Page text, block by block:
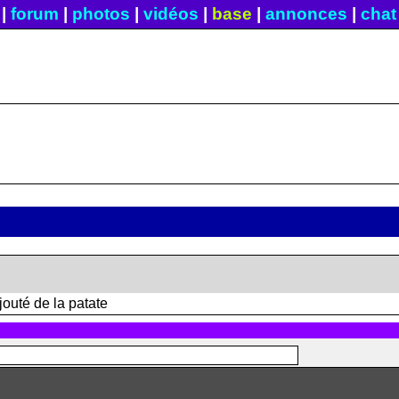
forum photos vidéos base annonces chat|
de la patate